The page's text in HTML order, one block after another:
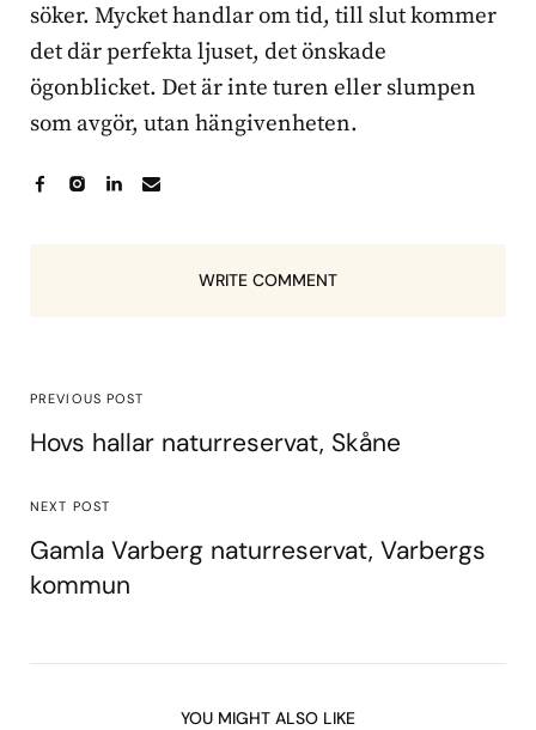
söker. Mycket handlar om tid, till slut kommer
det där perfekta ljuset, det önskade
ögonblicket. Det är inte turen eller slumpen
som avgör, utan hängivenheten.
WRITE COMMENT
PREVIOUS POST
Hovs hallar naturreservat, Skåne
NEXT POST
Gamla Varberg naturreservat, Varbergs
kommun
YOU MIGHT ALSO LIKE